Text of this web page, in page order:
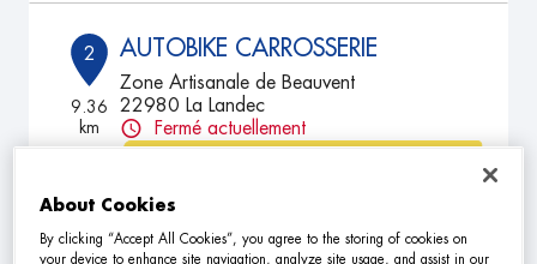
2
9.36
km
AUTOBIKE CARROSSERIE
Zone Artisanale de Beauvent
22980 La Landec
Fermé actuellement
About Cookies
By clicking “Accept All Cookies”, you agree to the storing of cookies on
your device to enhance site navigation, analyze site usage, and assist in our